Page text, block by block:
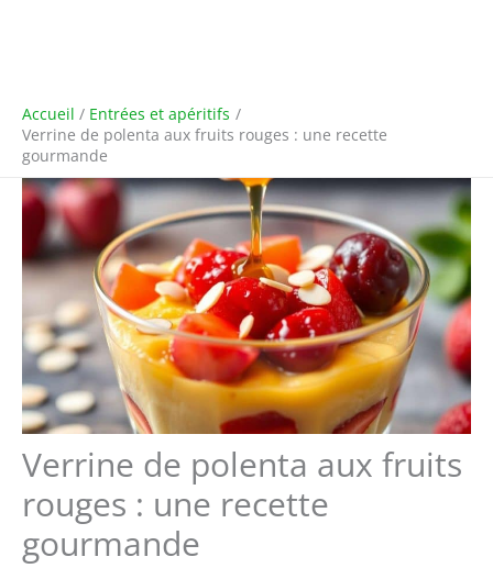
Accueil
Entrées et apéritifs
Verrine de polenta aux fruits rouges : une recette
gourmande
Verrine de polenta aux fruits
rouges : une recette
gourmande